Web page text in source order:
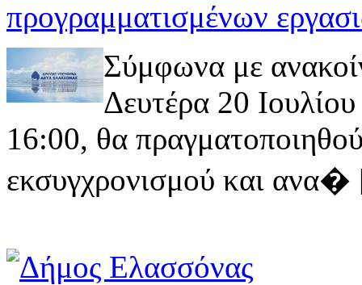
προγραμματισμένων
Σύμφωνα με
Δευτέρα 20
16:00, θα
εκσυγχρονισμού και